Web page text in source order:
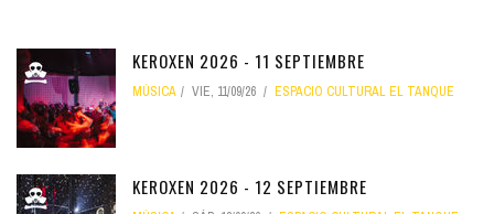
KEROXEN 2026 - 11 SEPTIEMBRE
MÚSICA VIE, 11/09/26 ESPACIO CULTURAL EL TANQUE
KEROXEN 2026 - 12 SEPTIEMBRE